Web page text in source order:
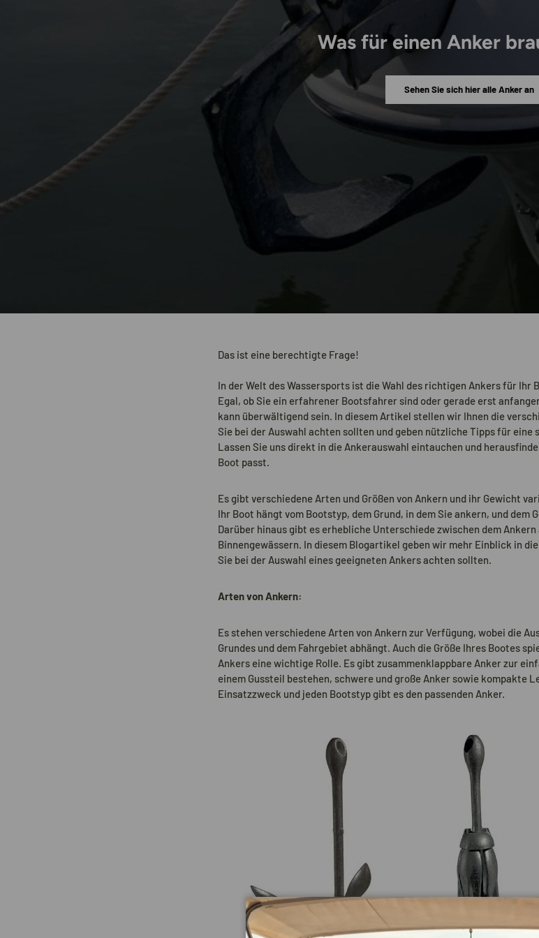
Was für einen Anker
Sehen Sie sich hier alle Anker an
Das ist eine berechtigte Frage!
In der Welt des Wassersports ist die Wahl des richtigen Ankers für Ihr
Egal, ob Sie ein erfahrener Bootsfahrer sind oder gerade erst
kann überwältigend sein. In diesem Artikel stellen wir Ihnen die
Sie bei der Auswahl achten sollten und geben nützliche Tipps für
Lassen Sie uns direkt in die Ankerauswahl eintauchen und
Boot passt.
Es gibt verschiedene Arten und Größen von Ankern und ihr Gewicht
Ihr Boot hängt vom Bootstyp, dem Grund, in dem Sie ankern, und dem
Darüber hinaus gibt es erhebliche Unterschiede zwischen dem
Binnengewässern. In diesem Blogartikel geben wir mehr Einblick in
Sie bei der Auswahl eines geeigneten Ankers achten sollten.
Arten von Ankern:
Es stehen verschiedene Arten von Ankern zur Verfügung, wobei die
Grundes und dem Fahrgebiet abhängt. Auch die Größe Ihres Bootes
Ankers eine wichtige Rolle. Es gibt zusammenklappbare Anker zur
einem Gussteil bestehen, schwere und große Anker sowie kompakte
Einsatzzweck und jeden Bootstyp gibt es den passenden Anker.